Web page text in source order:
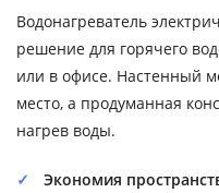
Водонагреватель
решение для горячего
или в офисе. Настенный
место, а продуманная
нагрев воды.
Экономия